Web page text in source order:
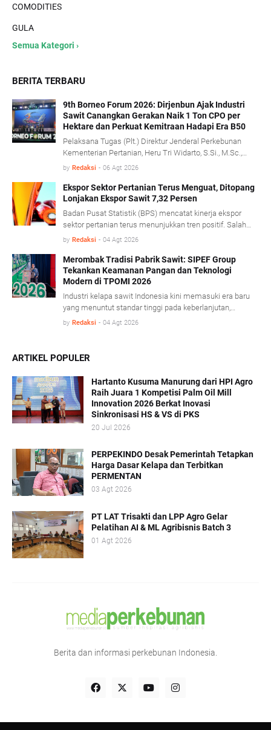
COMODITIES
GULA
Semua Kategori ›
BERITA TERBARU
9th Borneo Forum 2026: Dirjenbun Ajak Industri
Sawit Canangkan Gerakan Naik 1 Ton CPO per
Hektare dan Perkuat Kemitraan Hadapi Era B50
Pelaksana Tugas (Plt.) Direktur Jenderal Perkebunan
Kementerian Pertanian, Heru Tri Widarto, S.Si., M.Sc.,
mengajak seluruh pemangku kepentingan industri kelapa
B50 sebagai momentum memperkuat produktivitas,
mempercepat transformasi tata kelola, serta
membangun kemitraan yang lebih kuat antara
perusahaan dan pekebun rakyat.
by Redaksi - 06 Agt 2026
Ekspor Sektor Pertanian Terus Menguat, Ditopang
Lonjakan Ekspor Sawit 7,32 Persen
Badan Pusat Statistik (BPS) mencatat kinerja ekspor
sektor pertanian terus menunjukkan tren positif. Salah
satu pendorong kinerja tersebut berasal dari komoditas
turunannya yang mencatat pertumbuhan ekspor cukup
signifikan. BPS mencatat, sepanjang Januari- Juni 2026
nilai ekspor CPO dan produk turunannya tumbuh 7,32
persen dibandingkan periode yang sama tahun lalu,
didorong penguatan harga CPO di pasar global.
by Redaksi - 04 Agt 2026
Merombak Tradisi Pabrik Sawit: SIPEF Group
Tekankan Keamanan Pangan dan Teknologi
Modern di TPOMI 2026
Industri kelapa sawit Indonesia kini memasuki era baru
yang menuntut standar tinggi pada keberlanjutan,
keamanan pangan, dan adaptasi teknologi modern.
Sumatera Utara, Kamis (9/7/2026), SIPEF Group/PT
merombak tradisi operasional lama demi menjawab
tantangan pasar global.
by Redaksi - 04 Agt 2026
ARTIKEL POPULER
Hartanto Kusuma Manurung dari HPI Agro
Raih Juara 1 Kompetisi Palm Oil Mill
Innovation 2026 Berkat Inovasi
Sinkronisasi HS & VS di PKS
20 Jul 2026
PERPEKINDO Desak Pemerintah Tetapkan
Harga Dasar Kelapa dan Terbitkan
PERMENTAN
03 Agt 2026
PT LAT Trisakti dan LPP Agro Gelar
Pelatihan AI & ML Agribisnis Batch 3
01 Agt 2026
Berita dan informasi perkebunan Indonesia.